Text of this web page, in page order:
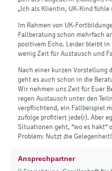
„Ich als Klientin, UK-Kind
Im Rahmen von UK-
Fallberatung schon mehrfach
positivem Echo. Leider bleibt
wenig Zeit für Austausch und
Nach einer kurzen Vorstellung
geht es auch schon in die
Wir nehmen uns Zeit für Euer
regen Austausch unter den
verpflichtend, ein Fallbeispiel
zufolge profitiert jede(r). Aber
Situationen geht, “wo es hakt“
Problem: Nutzt die Gelegenheit!
Ansprechpartner